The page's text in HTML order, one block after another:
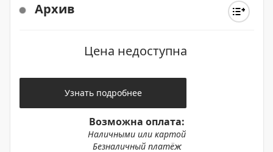
Архив
Цена недоступна
Узнать подробнее
Возможна оплата:
Наличными или картой
Безналичный платёж